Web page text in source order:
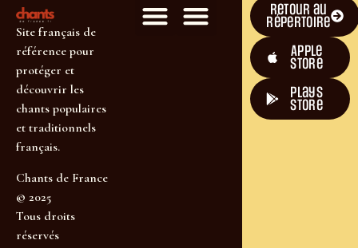
Site français de
référence pour
protéger et
découvrir les
chants populaires
et traditionnels
français.
Chants de France
© 2025
Tous droits
réservés
Retour au
répertoire
Apple
Store
plays
store